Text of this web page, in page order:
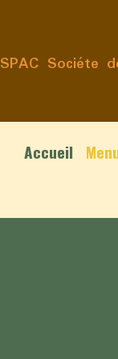
SPAC Sociéte
Accueil